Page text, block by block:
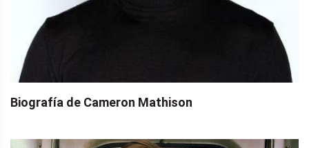
Biografía de Cameron Mathison